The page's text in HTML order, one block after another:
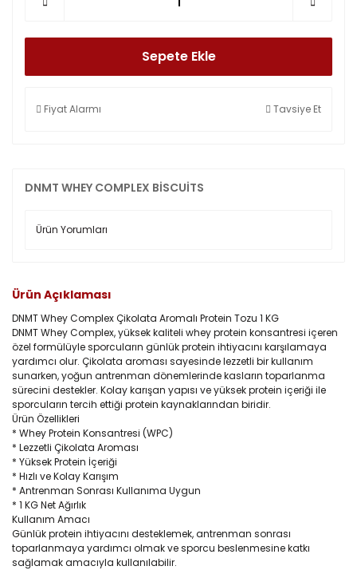
DNMT WHEY COMPLEX BİSCUİTS
Ürün Yorumları
Sepete Ekle
Fiyat Alarmı Tavsiye Et
Ürün Açıklaması
DNMT Whey Complex Çikolata Aromalı Protein Tozu 1 KG
DNMT Whey Complex, yüksek kaliteli whey protein konsantresi içeren
özel formülüyle sporcuların günlük protein ihtiyacını karşılamaya
yardımcı olur. Çikolata aroması sayesinde lezzetli bir kullanım
sunarken, yoğun antrenman dönemlerinde kasların toparlanma
sürecini destekler. Kolay karışan yapısı ve yüksek protein içeriği ile
sporcuların tercih ettiği protein kaynaklarından biridir.
Ürün Özellikleri
* Whey Protein Konsantresi (WPC)
* Lezzetli Çikolata Aroması
* Yüksek Protein İçeriği
* Hızlı ve Kolay Karışım
* Antrenman Sonrası Kullanıma Uygun
* 1 KG Net Ağırlık
Kullanım Amacı
Günlük protein ihtiyacını desteklemek, antrenman sonrası
toparlanmaya yardımcı olmak ve sporcu beslenmesine katkı
sağlamak amacıyla kullanılabilir.